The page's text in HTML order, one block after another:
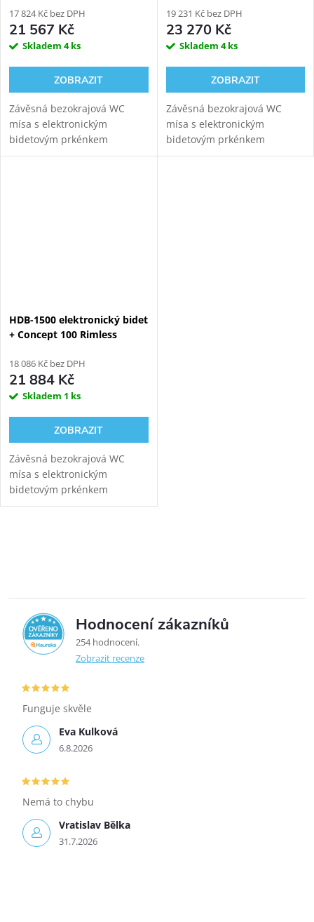
Kombifix Eco 110.302.00.5
17 824 Kč bez DPH
21 567 Kč
Skladem 4 ks
ZOBRAZIT
Závěsná bezokrajová WC
mísa s elektronickým
bidetovým prkénkem
HYUNDAI Wacortec s
Duofix 111.355.00.5
19 231 Kč bez DPH
23 270 Kč
Skladem 4 ks
ZOBRAZIT
Závěsná bezokrajová WC
mísa s elektronickým
bidetovým prkénkem
HYUNDAI Wacortec s
HDB-1500 elektronický bidet
+ Concept 100 Rimless
Duofix 111.300.00.6
18 086 Kč bez DPH
21 884 Kč
Skladem 1 ks
ZOBRAZIT
Závěsná bezokrajová WC
mísa s elektronickým
bidetovým prkénkem
HYUNDAI Wacortec s
5,0 Hodnocení zákazníků
254 hodnocení
Zobrazit recenze
Eva Kulková
6.8.2026
Funguje skvěle
Vratislav Bělka
31.7.2026
Nemá to chybu